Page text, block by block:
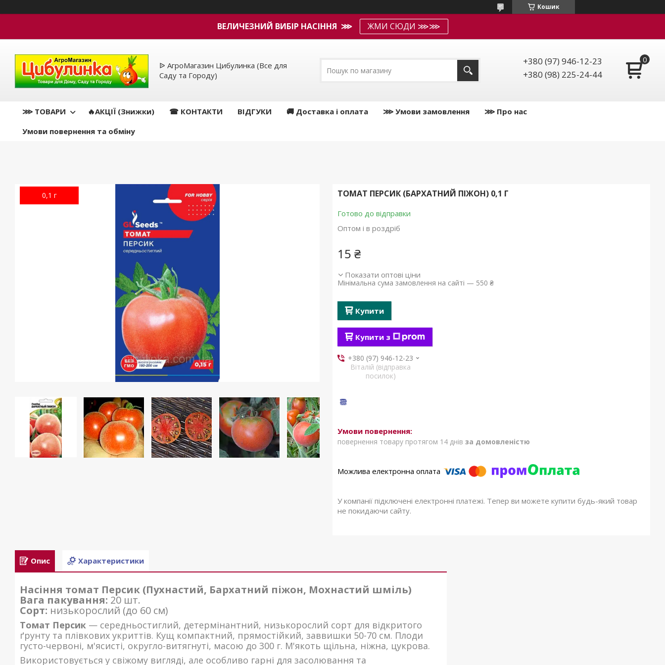
Кошик
ВЕЛИЧЕЗНИЙ ВИБІР НАСІННЯ ⋙ ЖМИ СЮДИ ⋙⋙
ᐉ АгроМагазин Цибулинка (Все для
Саду та Городу)
+380 (97) 946-12-23
+380 (98) 225-24-44
⋙ ТОВАРИ 🔥АКЦІЇ (Знижки) ☎ КОНТАКТИ ВІДГУКИ 🚚 Доставка і оплата ⋙ Умови замовлення
⋙ Про нас
Умови повернення та обміну
0,1 г ТОМАТ ПЕРСИК (БАРХАТНИЙ ПІЖОН) 0,1 Г
Готово до відправки
Оптом і в роздріб
15 ₴
Показати оптові ціни
Мінімальна сума замовлення на сайті — 550 ₴
Купити
Купити з
+380 (97) 946-12-23
Віталій (відправка
посилок)
повернення товару протягом 14 днів за домовленістю
У компанії підключені електронні платежі. Тепер ви можете купити будь-який товар
не покидаючи сайту.
Опис Характеристики
Насіння томат Персик (Пухнастий, Бархатний піжон, Мохнастий шміль)
Вага пакування: 20 шт.
Сорт: низькорослий (до 60 см)
Томат Персик — середньостиглий, детермінантний, низькорослий сорт для відкритого
ґрунту та плівкових укриттів. Кущ компактний, прямостійкий, заввишки 50-70 см. Плоди
густо-червоні, м'ясисті, округло-витягнуті, масою до 300 г. М'якоть щільна, ніжна, цукрова.
Використовується у свіжому вигляді, але особливо гарні для засолювання та